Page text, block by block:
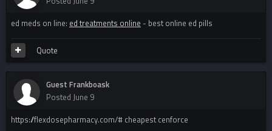
ed meds on line: ed treatments online - best online ed pills
Quote
Guest Frankboask
Posted June 9
https://flexdosepharmacy.com/# cheapest cenforce